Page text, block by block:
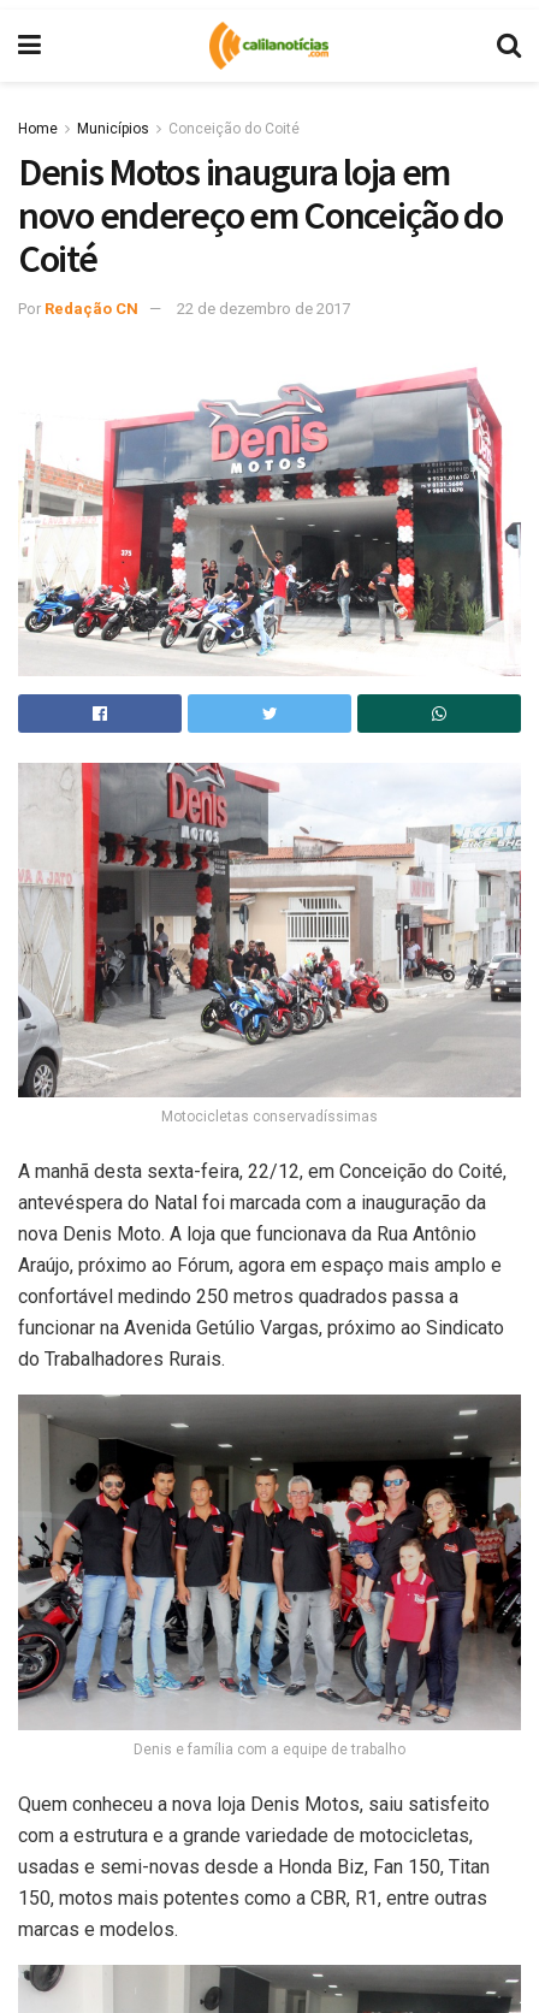
Home Municípios Conceição do Coité
Denis Motos inaugura loja em
novo endereço em Conceição do
Coité
Por Redação CN 22 de dezembro de 2017
Motocicletas conservadíssimas
A manhã desta sexta-feira, 22/12, em Conceição do Coité,
antevéspera do Natal foi marcada com a inauguração da
nova Denis Moto. A loja que funcionava da Rua Antônio
Araújo, próximo ao Fórum, agora em espaço mais amplo e
confortável medindo 250 metros quadrados passa a
funcionar na Avenida Getúlio Vargas, próximo ao Sindicato
do Trabalhadores Rurais.
Denis e família com a equipe de trabalho
Quem conheceu a nova loja Denis Motos, saiu satisfeito
com a estrutura e a grande variedade de motocicletas,
usadas e semi-novas desde a Honda Biz, Fan 150, Titan
150, motos mais potentes como a CBR, R1, entre outras
marcas e modelos.